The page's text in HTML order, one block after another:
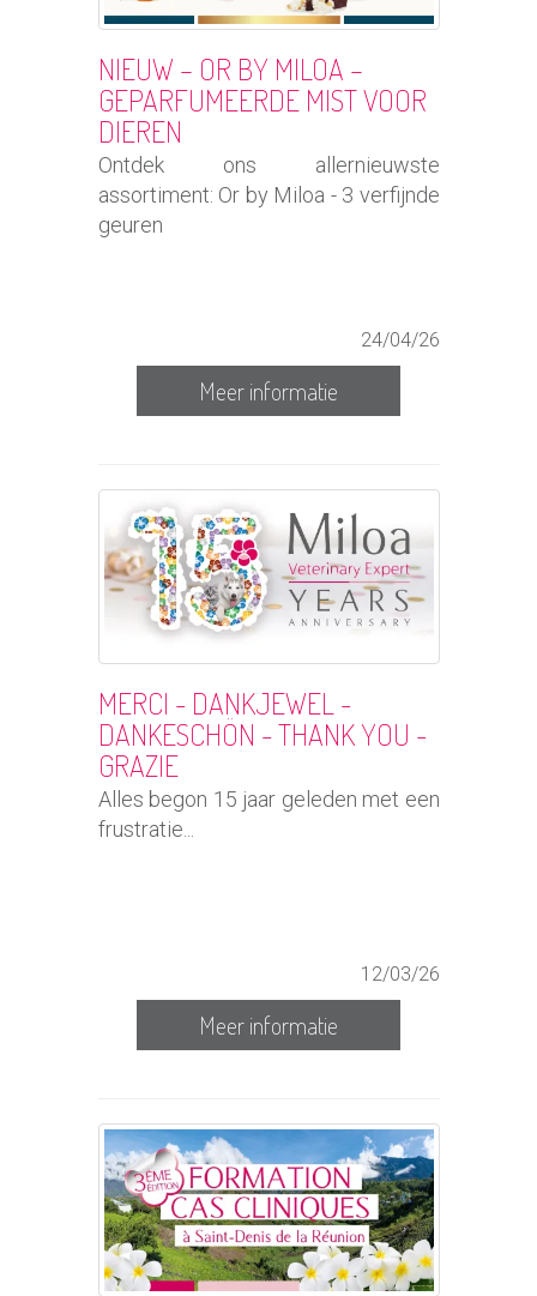
NIEUW – OR BY MILOA –
GEPARFUMEERDE MIST VOOR
DIEREN
Ontdek ons allernieuwste
assortiment: Or by Miloa - 3 verfijnde
geuren
24/04/26
Meer informatie
MERCI - DANKJEWEL -
DANKESCHÖN - THANK YOU -
GRAZIE
Alles begon 15 jaar geleden met een
frustratie...
12/03/26
Meer informatie